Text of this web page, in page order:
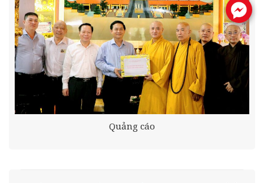
Quảng cáo
.